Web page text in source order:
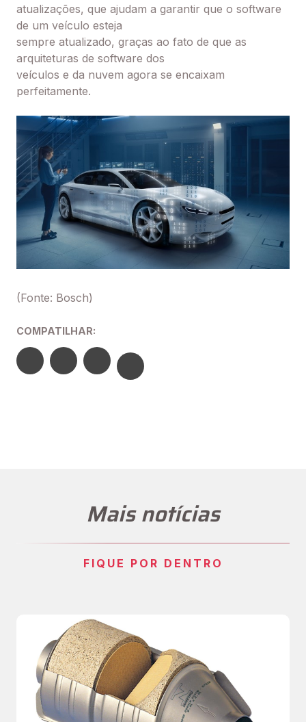
atualizações, que ajudam a garantir que o software
de um veículo esteja
sempre atualizado, graças ao fato de que as
arquiteturas de software dos
veículos e da nuvem agora se encaixam
perfeitamente.
(Fonte: Bosch)
COMPATILHAR:
Mais notícias
FIQUE POR DENTRO